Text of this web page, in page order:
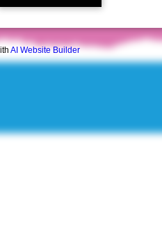
AI Website Builder